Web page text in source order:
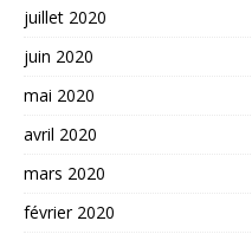
juillet 2020
juin 2020
mai 2020
avril 2020
mars 2020
février 2020